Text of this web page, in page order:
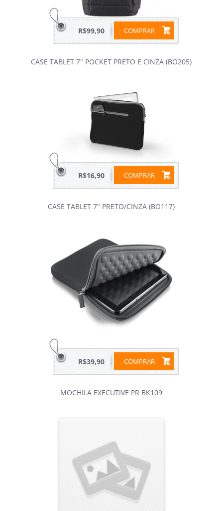
COMPRAR
R$99,90
CASE TABLET 7" POCKET PRETO E CINZA (BO205)
COMPRAR
R$16,90
CASE TABLET 7" PRETO/CINZA (BO117)
COMPRAR
R$39,90
MOCHILA EXECUTIVE PR BK109